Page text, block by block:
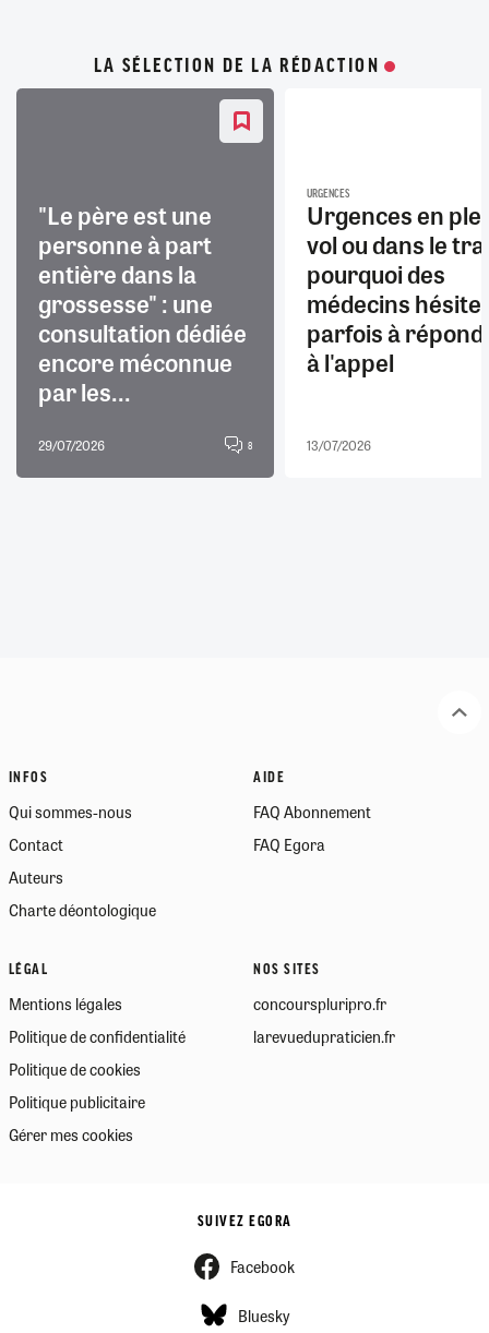
LA SÉLECTION DE LA RÉDACTION
"Le père est une
personne à part
entière dans la
grossesse" : une
consultation dédiée
encore méconnue
par les...
29/07/2026 8
URGENCES
Urgences en
vol ou dans le
pourquoi des
médecins
parfois à
à l'appel
13/07/2026
INFOS
Qui sommes-nous
Contact
Auteurs
Charte déontologique
AIDE
FAQ Abonnement
FAQ Egora
LÉGAL
Mentions légales
Politique de confidentialité
Politique de cookies
Politique publicitaire
Gérer mes cookies
NOS SITES
concourspluripro.fr
larevuedupraticien.fr
SUIVEZ EGORA
Facebook
Bluesky